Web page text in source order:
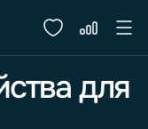
для